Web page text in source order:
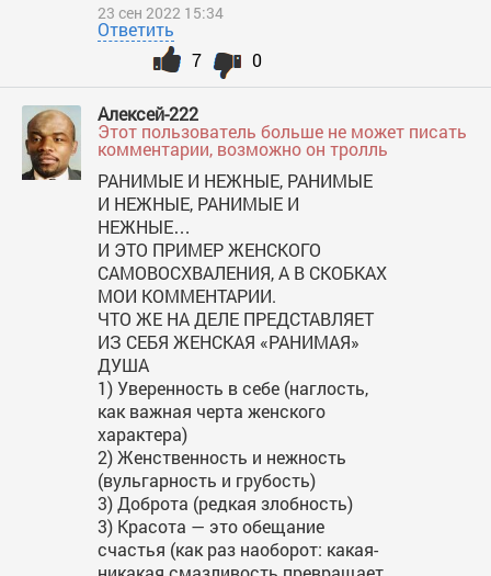
23 сен 2022 15:34
Ответить
0
7
Алексей-222
Этот пользователь больше не может писать
комментарии, возможно он тролль
РАНИМЫЕ И НЕЖНЫЕ, РАНИМЫЕ
И НЕЖНЫЕ, РАНИМЫЕ И
НЕЖНЫЕ…
И ЭТО ПРИМЕР ЖЕНСКОГО
САМОВОСХВАЛЕНИЯ, А В СКОБКАХ
МОИ КОММЕНТАРИИ.
ЧТО ЖЕ НА ДЕЛЕ ПРЕДСТАВЛЯЕТ
ИЗ СЕБЯ ЖЕНСКАЯ «РАНИМАЯ»
ДУША
1) Уверенность в себе (наглость,
как важная черта женского
характера)
2) Женственность и нежность
(вульгарность и грубость)
3) Доброта (редкая злобность)
3) Красота — это обещание
счастья (как раз наоборот: какая-